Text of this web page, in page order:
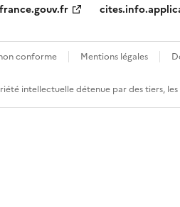
conforme Mentions légales
intellectuelle détenue par des tiers,